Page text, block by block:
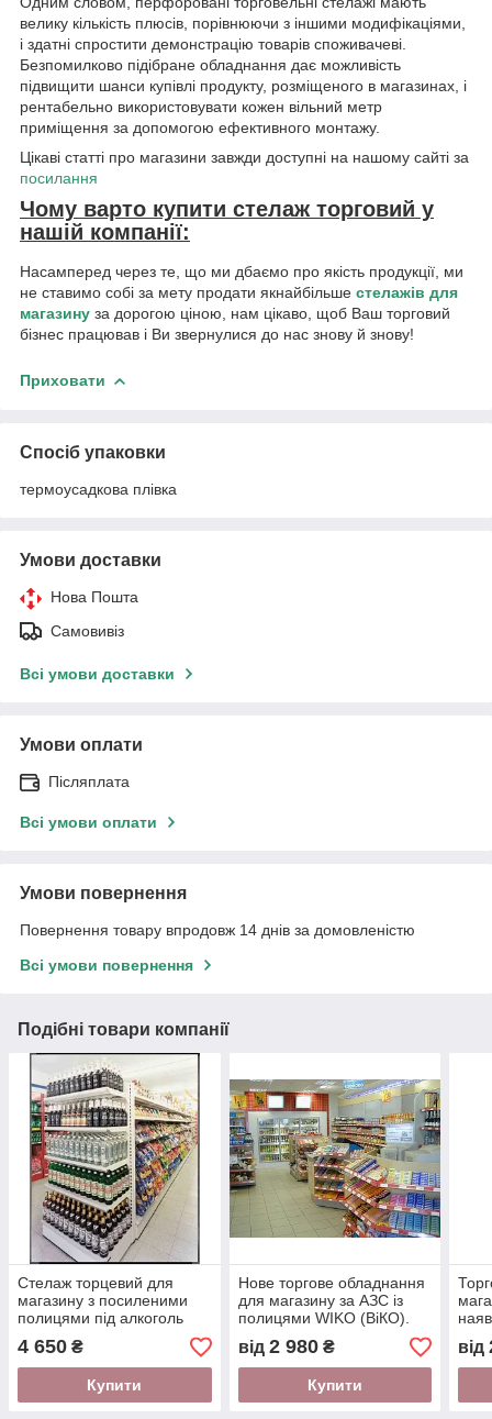
велику кількість плюсів, порівнюючи з іншими модифікаціями,
і здатні спростити демонстрацію товарів споживачеві.
Безпомилково підібране обладнання дає можливість
підвищити шанси купівлі продукту, розміщеного в магазинах, і
рентабельно використовувати кожен вільний метр
приміщення за допомогою ефективного монтажу.
Цікаві статті про магазини завжди доступні на нашому сайті за
посилання
Чому варто купити стелаж торговий у
нашій компанії:
Насамперед через те, що ми дбаємо про якість продукції, ми
не ставимо собі за мету продати якнайбільше стелажів для
магазину за дорогою ціною, нам цікаво, щоб Ваш торговий
бізнес працював і Ви звернулися до нас знову й знову!
Приховати
Спосіб упаковки
термоусадкова плівка
Умови доставки
Нова Пошта
Самовивіз
Всі умови доставки
Умови оплати
Післяплата
Всі умови оплати
Умови повернення
Повернення товару впродовж 14 днів за домовленістю
Всі умови повернення
Подібні товари компанії
Стелаж торцевий для
магазину з посиленими
полицями під алкоголь
WIKO. Торгове
обладнання в магазин
4 650 ₴
Купити
Нове торгове обладнання
для магазину за АЗС із
полицями WIKO (ВіКО).
Торговий стелаж у
магазин
від 2 980₴
Купити
від